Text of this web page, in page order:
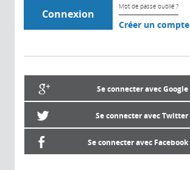
Mot de passe oublié ?
Créer un compte
Se connecter avec Google
Se connecter avec Twitter
Se connecter avec Facebook